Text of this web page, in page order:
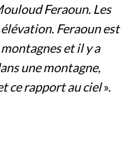
Feraoun. Les
Feraoun est
et il y a
une montagne,
ce rapport au ciel».